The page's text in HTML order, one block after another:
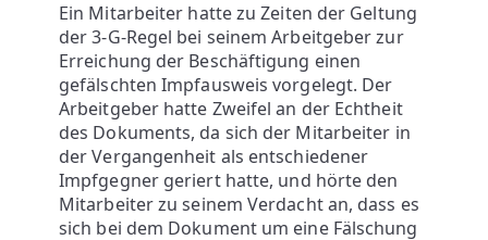
Ein Mitarbeiter hatte zu Zeiten der Geltung
der 3-G-Regel bei seinem Arbeitgeber zur
Erreichung der Beschäftigung einen
gefälschten Impfausweis vorgelegt. Der
Arbeitgeber hatte Zweifel an der Echtheit
des Dokuments, da sich der Mitarbeiter in
der Vergangenheit als entschiedener
Impfgegner geriert hatte, und hörte den
Mitarbeiter zu seinem Verdacht an, dass es
sich bei dem Dokument um eine Fälschung